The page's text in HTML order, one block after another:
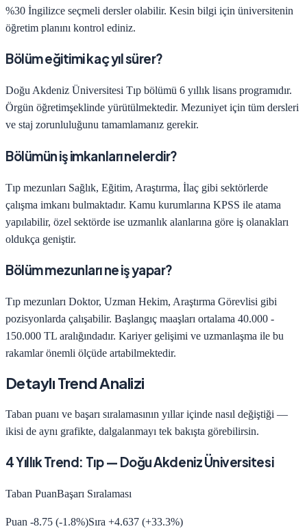
%30 İngilizce seçmeli dersler olabilir. Kesin bilgi için üniversitenin
öğretim planını kontrol ediniz.
Bölüm eğitimi kaç yıl sürer?
Doğu Akdeniz Üniversitesi Tıp bölümü 6 yıllık lisans programıdır.
Örgün öğretimşeklinde yürütülmektedir. Mezuniyet için tüm dersleri
ve staj zorunluluğunu tamamlamanız gerekir.
Bölümün iş imkanları nelerdir?
Tıp mezunları Sağlık, Eğitim, Araştırma, İlaç gibi sektörlerde
çalışma imkanı bulmaktadır. Kamu kurumlarına KPSS ile atama
yapılabilir, özel sektörde ise uzmanlık alanlarına göre iş olanakları
oldukça geniştir.
Bölüm mezunları ne iş yapar?
Tıp mezunları Doktor, Uzman Hekim, Araştırma Görevlisi gibi
pozisyonlarda çalışabilir. Başlangıç maaşları ortalama 40.000 -
150.000 TL aralığındadır. Kariyer gelişimi ve uzmanlaşma ile bu
rakamlar önemli ölçüde artabilmektedir.
Detaylı Trend Analizi
Taban puanı ve başarı sıralamasının yıllar içinde nasıl değiştiği —
ikisi de aynı grafikte, dalgalanmayı tek bakışta görebilirsin.
4Yıllık Trend: Tıp— Doğu Akdeniz Üniversitesi
Taban PuanBaşarı Sıralaması
Puan -8.75 (-1.8%)Sıra +4.637 (+33.3%)